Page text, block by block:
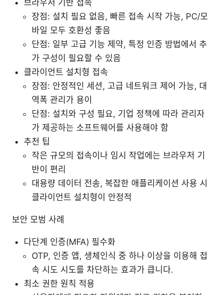
브라우저 기반 접속
장점: 설치 필요 없음, 빠른 접속 시작 가능, PC/모
바일 모두 호환성 좋음
단점: 일부 고급 기능 제약, 특정 인증 방법에서 추
가 구성이 필요할 수 있음
클라이언트 설치형 접속
장점: 안정적인 세션, 고급 네트워크 제어 가능, 대
역폭 관리가 용이
단점: 설치와 구성 필요, 기업 정책에 따라 관리자
가 제공하는 소프트웨어를 사용해야 함
추천 팁
작은 규모의 접속이나 임시 작업에는 브라우저 기
반이 편리
대용량 데이터 전송, 복잡한 애플리케이션 사용 시
클라이언트 설치형이 안정적
보안 모범 사례
다단계 인증(MFA) 필수화
OTP, 인증 앱, 생체인식 중 하나 이상을 이용해 접
속 시도 시도를 차단하는 효과가 큽니다.
최소 권한 원칙 적용